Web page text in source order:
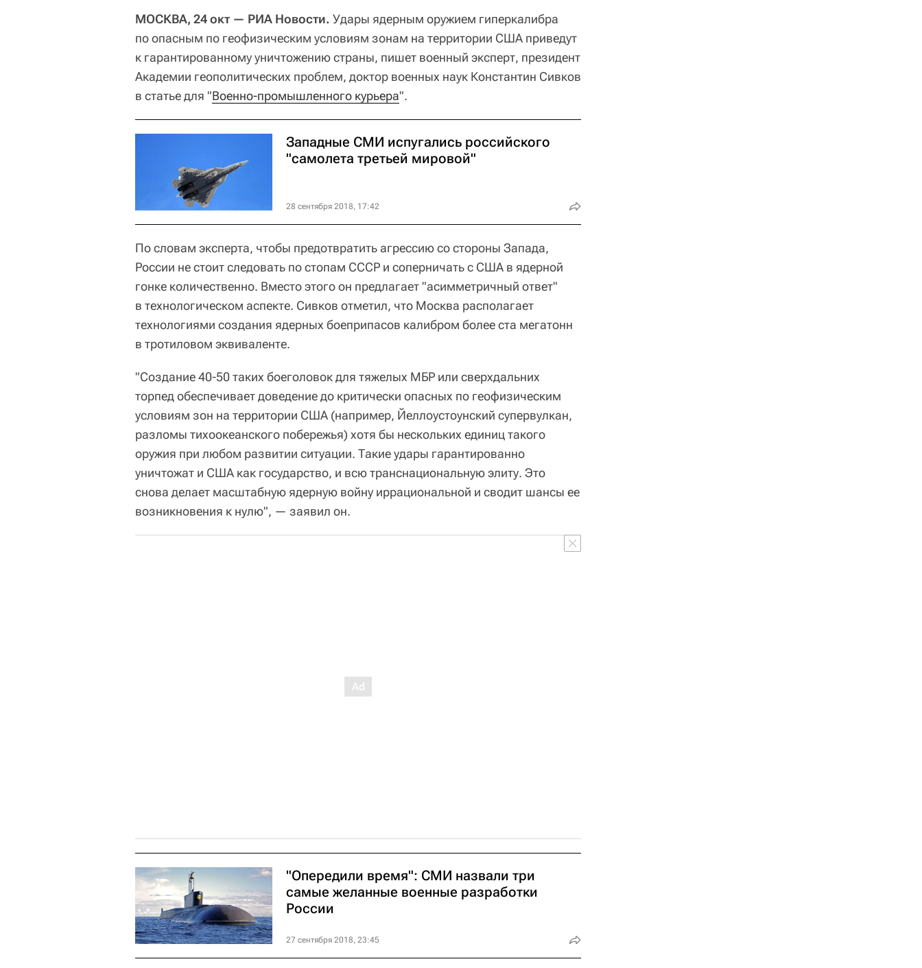
МОСКВА, 24 окт — РИА Новости. Удары ядерным оружием гиперкалибра
по опасным по геофизическим условиям зонам на территории США приведут
к гарантированному уничтожению страны, пишет военный эксперт, президент
Академии геополитических проблем, доктор военных наук Константин Сивков
в статье для "Военно-промышленного курьера".
Западные СМИ испугались российского
"самолета третьей мировой"
28 сентября 2018, 17:42
По словам эксперта, чтобы предотвратить агрессию со стороны Запада,
России не стоит следовать по стопам СССР и соперничать с США в ядерной
гонке количественно. Вместо этого он предлагает "асимметричный ответ"
в технологическом аспекте. Сивков отметил, что Москва располагает
технологиями создания ядерных боеприпасов калибром более ста мегатонн
в тротиловом эквиваленте.
"Создание 40-50 таких боеголовок для тяжелых МБР или сверхдальних
торпед обеспечивает доведение до критически опасных по геофизическим
условиям зон на территории США (например, Йеллоустоунский супервулкан,
разломы тихоокеанского побережья) хотя бы нескольких единиц такого
оружия при любом развитии ситуации. Такие удары гарантированно
уничтожат и США как государство, и всю транснациональную элиту. Это
снова делает масштабную ядерную войну иррациональной и сводит шансы ее
возникновения к нулю", — заявил он.
"Опередили время": СМИ назвали три
самые желанные военные разработки
России
27 сентября 2018, 23:45